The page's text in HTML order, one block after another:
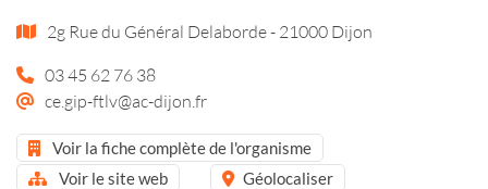
2g Rue du Général Delaborde - 21000 Dijon
03 45 62 76 38
ce.gip-ftlv@ac-dijon.fr
Voir la fiche complète de l'organisme
Voir le site web
Géolocaliser